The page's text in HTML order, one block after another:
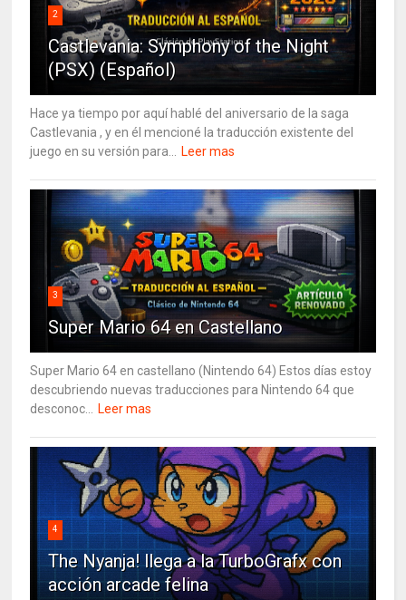
2
Castlevania: Symphony of the Night
(PSX) (Español)
Hace ya tiempo por aquí hablé del aniversario de la saga
Castlevania , y en él mencioné la traducción existente del
juego en su versión para...
Leer mas
3
Super Mario 64 en Castellano
Super Mario 64 en castellano (Nintendo 64) Estos días estoy
descubriendo nuevas traducciones para Nintendo 64 que
desconoc...
Leer mas
4
The Nyanja! llega a la TurboGrafx con
acción arcade felina